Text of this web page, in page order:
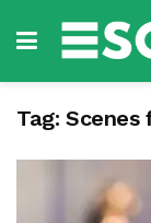
Tag: Scenes